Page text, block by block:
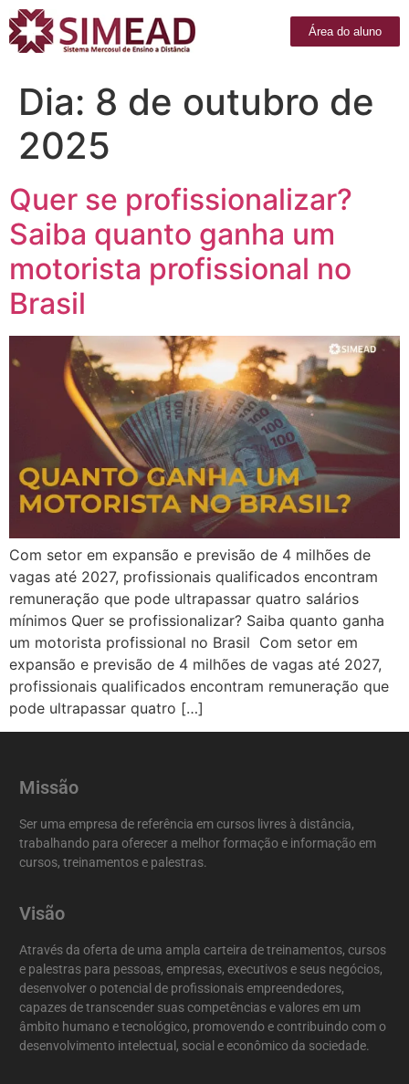
Área do aluno
Dia: 8 de outubro de
2025
Quer se profissionalizar?
Saiba quanto ganha um
motorista profissional no
Brasil
Com setor em expansão e previsão de 4 milhões de
vagas até 2027, profissionais qualificados encontram
remuneração que pode ultrapassar quatro salários
mínimos Quer se profissionalizar? Saiba quanto ganha
um motorista profissional no Brasil Com setor em
expansão e previsão de 4 milhões de vagas até 2027,
profissionais qualificados encontram remuneração que
pode ultrapassar quatro […]
Missão
Ser uma empresa de referência em cursos livres à distância,
trabalhando para oferecer a melhor formação e informação em
cursos, treinamentos e palestras.
Visão
Através da oferta de uma ampla carteira de treinamentos, cursos
e palestras para pessoas, empresas, executivos e seus negócios,
desenvolver o potencial de profissionais empreendedores,
capazes de transcender suas competências e valores em um
âmbito humano e tecnológico, promovendo e contribuindo com o
desenvolvimento intelectual, social e econômico da sociedade.